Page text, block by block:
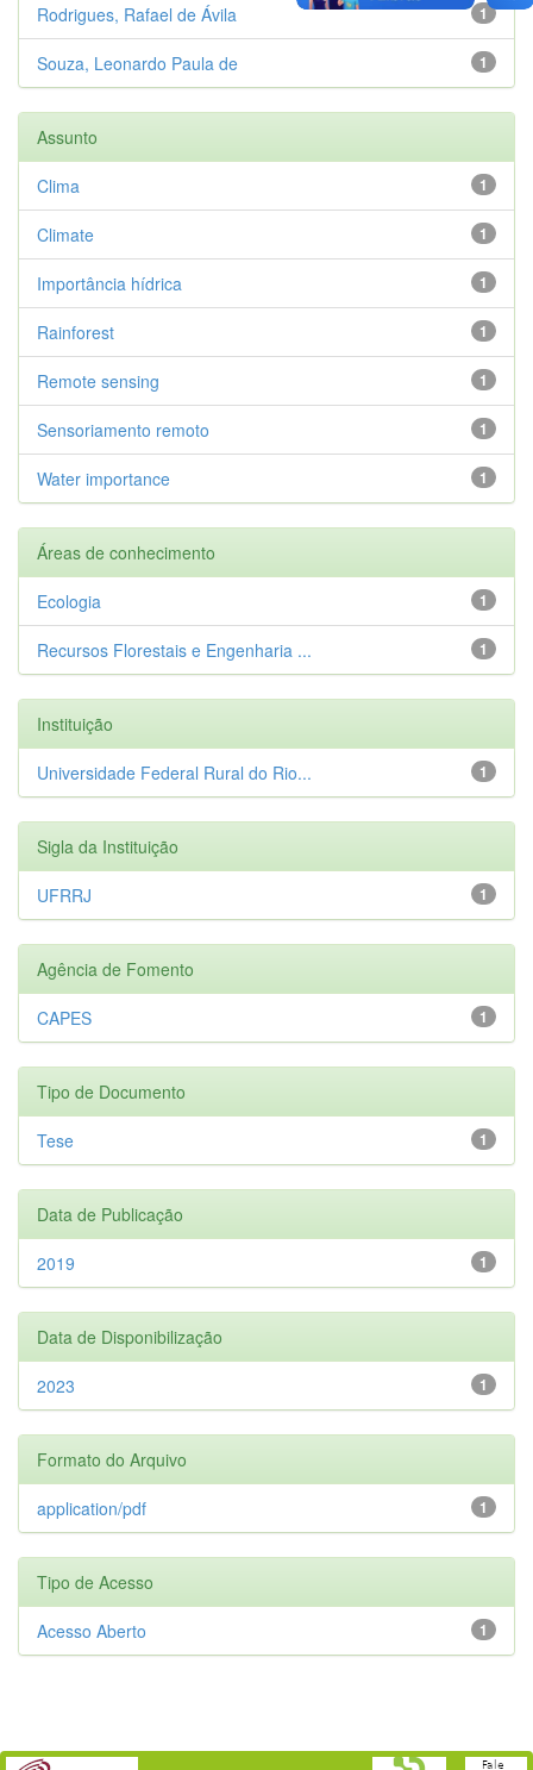
1
Rodrigues, Rafael de Ávila
1
Souza, Leonardo Paula de
Assunto
1
Clima
1
Climate
1
Importância hídrica
1
Rainforest
1
Remote sensing
1
Sensoriamento remoto
1
Water importance
Áreas de conhecimento
1
Ecologia
1
Recursos Florestais e Engenharia ...
Instituição
1
Universidade Federal Rural do Rio...
Sigla da Instituição
1
UFRRJ
Agência de Fomento
1
CAPES
Tipo de Documento
1
Tese
Data de Publicação
1
2019
Data de Disponibilização
1
2023
Formato do Arquivo
1
application/pdf
Tipo de Acesso
1
Acesso Aberto